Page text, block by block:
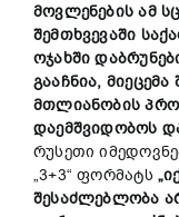
მოვლენების ამ
შემთხვევაში
ოჯახში
გააჩნია, მიეცემა
მთლიანობის
დაემშვიდობოს
რუსეთი
„3+3“ ფორმატს „
შესაძლებლობა